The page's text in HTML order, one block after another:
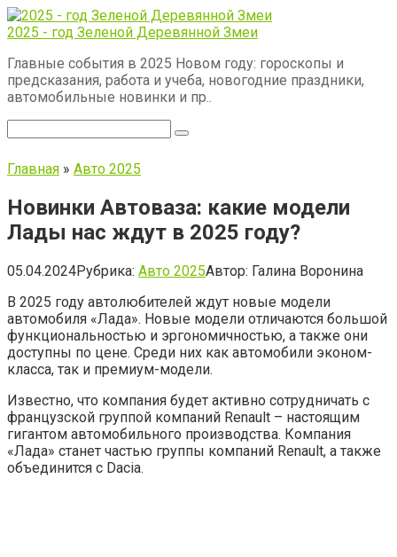
Перейти
к
2025 - год Зеленой Деревянной Змеи
Главные события в 2025 Новом году: гороскопы и
предсказания, работа и учеба, новогодние праздники,
автомобильные новинки и пр..
Главная » Авто 2025
Новинки Автоваза: какие модели
Лады нас ждут в 2025 году?
05.04.2024Рубрика: Авто 2025Автор: Галина Воронина
В 2025 году автолюбителей ждут новые модели
автомобиля «Лада». Новые модели отличаются большой
функциональностью и эргономичностью, а также они
доступны по цене. Среди них как автомобили эконом-
класса, так и премиум-модели.
Известно, что компания будет активно сотрудничать с
французской группой компаний Renault – настоящим
гигантом автомобильного производства. Компания
«Лада» станет частью группы компаний Renault, а также
объединится с Dacia.